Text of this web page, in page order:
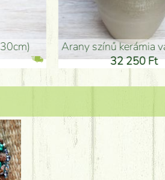
(40x26cm)
hosszú arany színű
46